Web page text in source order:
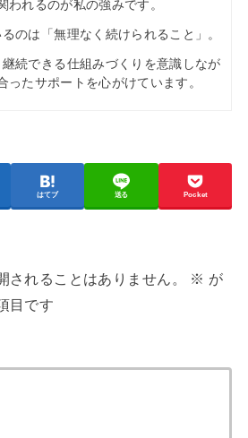
われるのが私の強みです。
のは「無理なく続けられること」。
続できる仕組みづくりを意識しなが
ったサポートを心がけています。
はてブ 送る Pocket
されることはありません。 ※ が
目です